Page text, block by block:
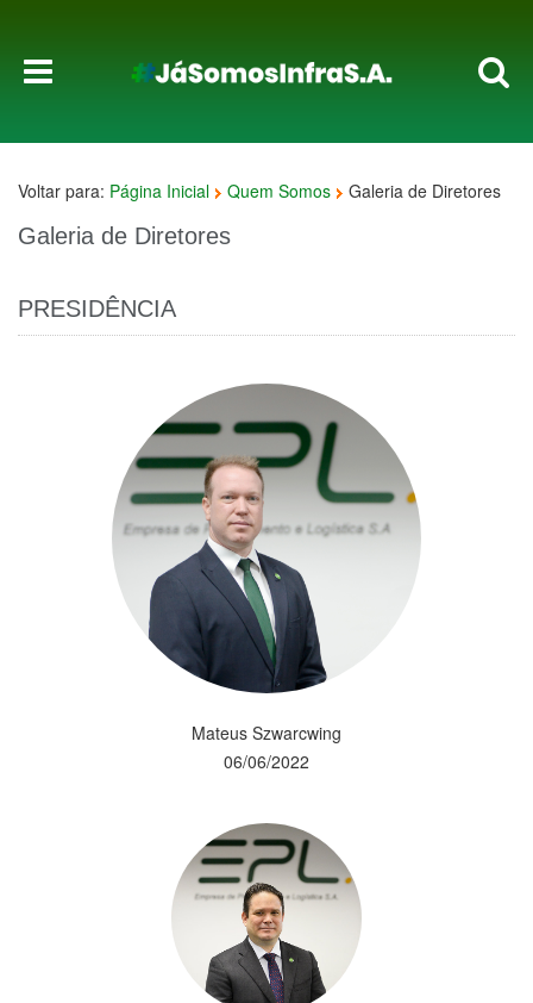
Voltar para: Página Inicial Quem Somos Galeria de Diretores
Galeria de Diretores
PRESIDÊNCIA
Mateus Szwarcwing
06/06/2022